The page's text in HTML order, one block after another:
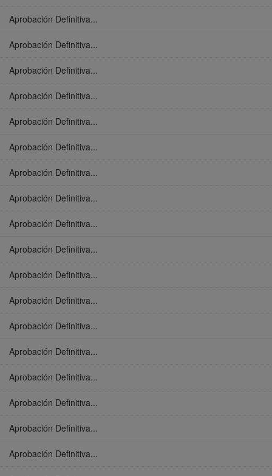
Aprobación Definitiva...
Aprobación Definitiva...
Aprobación Definitiva...
Aprobación Definitiva...
Aprobación Definitiva...
Aprobación Definitiva...
Aprobación Definitiva...
Aprobación Definitiva...
Aprobación Definitiva...
Aprobación Definitiva...
Aprobación Definitiva...
Aprobación Definitiva...
Aprobación Definitiva...
Aprobación Definitiva...
Aprobación Definitiva...
Aprobación Definitiva...
Aprobación Definitiva...
Aprobación Definitiva...